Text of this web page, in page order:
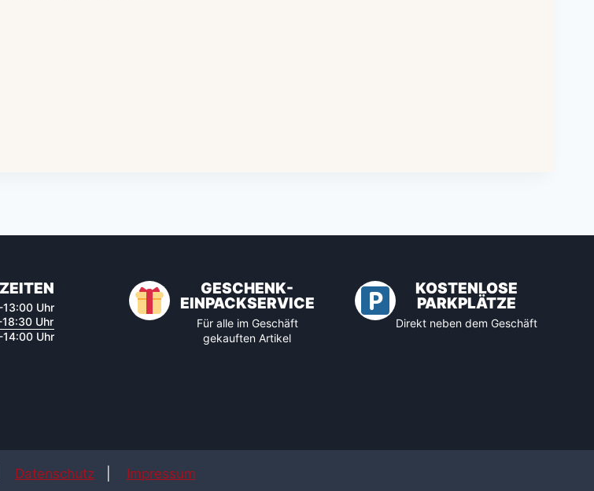
Uhr
Uhr
Uhr
GESCHENK-
EINPACKSERVICE
Für alle im Geschäft
gekauften Artikel
KOSTENLOSE
PARKPLÄTZE
Direkt neben dem Geschäft
Datenschutz Impressum